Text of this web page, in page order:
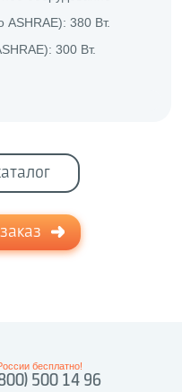
ASHRAE): 380 Вт.
300 Вт.
500 14 96
бесплатно!